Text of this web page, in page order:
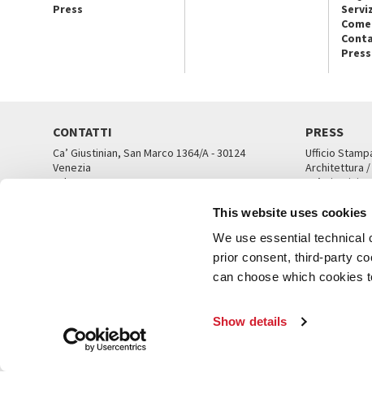
This website uses cookies
We use essential technical
prior consent, third-party
can choose which cookies
Show details
Press
Press
CONTATTI
Ca’ Giustinian, San Marco 1364/A - 30124
Venezia
Tel. 041 5218711
PRESS
Ufficio
Architettura /
Ca’
UFFICI